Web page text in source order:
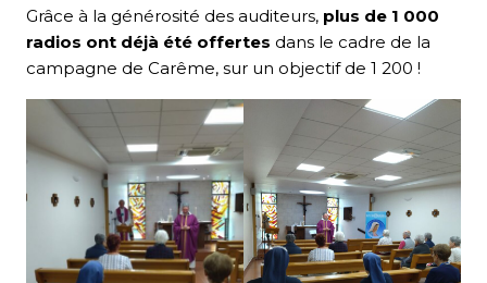
Grâce à la générosité des auditeurs, plus de 1 000
radios ont déjà été offertes dans le cadre de la
campagne de Carême, sur un objectif de 1 200 !